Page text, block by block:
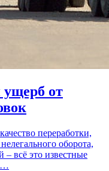
от
переработки,
оборота,
– всё это известные